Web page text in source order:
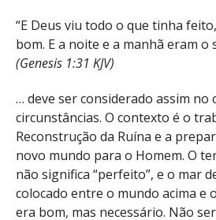
“E Deus viu todo o que tinha
bom. E a noite e a manhã eram o
(Genesis 1:31 KJV)
… deve ser considerado assim no
circunstâncias. O contexto é o
Reconstrução da Ruína e a
novo mundo para o Homem. O
não significa “perfeito”, e o mar
colocado entre o mundo acima e
era bom, mas necessário. Não